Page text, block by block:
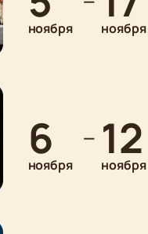
ноября ноября
6
ноября
— 12
ноября